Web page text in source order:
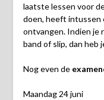
laatste lessen voor
doen, heeft intussen
ontvangen. Indien je
band of slip, dan heb
Nog even de
Maandag 24 juni